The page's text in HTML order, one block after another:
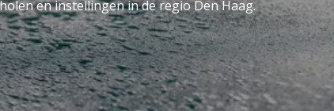
en instellingen in de regio Den Haag.